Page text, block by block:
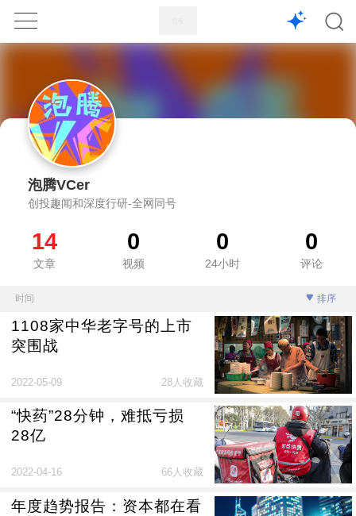
1X
泡腾VCer
创投趣闻和深度行研-全网同号
14
文章
0
视频
0
24小时
0
评论
时间 排序
1108家中华老字号的上市
突围战
2022-05-09 28人收藏
“快药”28分钟，难抵亏损
28亿
2022-04-16 66人收藏
年度趋势报告：资本都在看